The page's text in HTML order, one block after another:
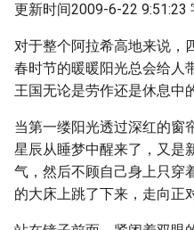
更新时间2009-6-22 9:51:23
对于整个阿拉希高地来说，
春时节的暖暖阳光总会给人
王国无论是劳作还是休息中
当第一缕阳光透过深红的窗
星辰从睡梦中醒来了，又是
气，然后不顾自己身上只穿
的大床上跳了下来，走向正